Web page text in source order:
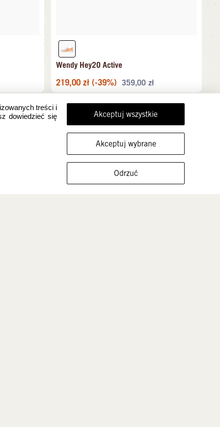
FILTRUJ ROZMIARY
Wendy Hey2O Active
219,00 zł (-39%) 359,00 zł
treści i
dowiedzieć się
Akceptuj wszystkie
Akceptuj wybrane
Odrzuć